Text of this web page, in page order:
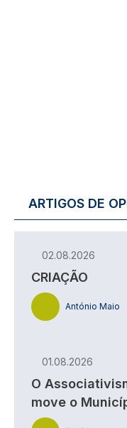
ARTIGOS DE
02.08.2026
CRIAÇÃO
António Maio
01.08.2026
O
move o